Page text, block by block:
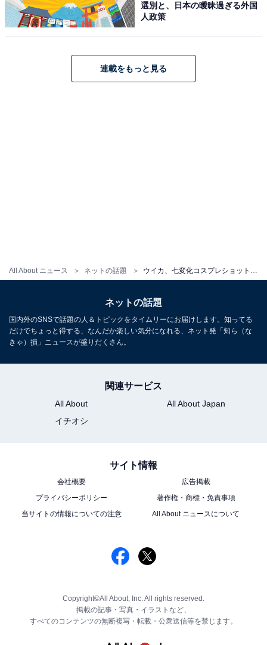
All About ニュース ネットの話題
選別と、日本の曖昧過ぎる外国
人政策
連載をもっと見る
ネットの話題
国内外のSNSで話題の人＆トピックをタイムリーにお届けします。知ってる
だけでちょっと得する、なんだか楽しい気分になれる、ネット発「知ら（な
きゃ）損」ニュースが盛りだくさん。
関連サービス
All About
All About Japan
イチオシ
サイト情報
会社概要
広告掲載
プライバシーポリシー
著作権・商標・免責事項
当サイトの情報についての注意
All About ニュースについて
Copyright©All About, Inc. All rights reserved.
掲載の記事・写真・イラストなど、
すべてのコンテンツの無断複写・転載・公衆送信等を禁じます。